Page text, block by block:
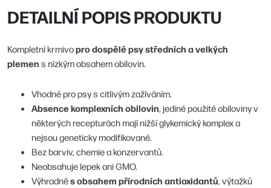
DETAILNÍ POPIS PRODUKTU
Kompletní krmivopro dospělé psy středních a velkých
plemen s nízkým obsahem obilovin.
Vhodné pro psy s citlivým zažíváním.
Absence komplexních obilovin, jediné použité obiloviny v
některých recepturách mají nižší glykemický komplex a
nejsou geneticky modifikované.
Bez barviv, chemie a konzervantů.
Neobsahuje lepek ani GMO.
Výhradněs obsahem přírodních antioxidantů, výtažků